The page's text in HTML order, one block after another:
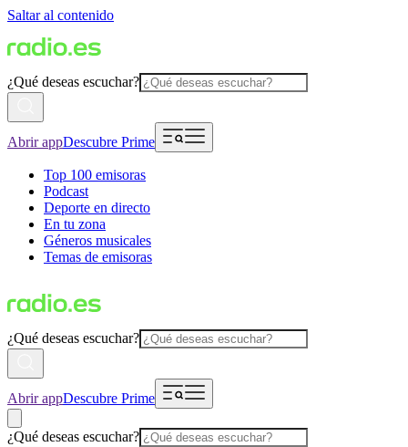
Saltar al contenido
¿Qué deseas escuchar?
Abrir appDescubre Prime
Top 100 emisoras
Podcast
Deporte en directo
En tu zona
Géneros musicales
Temas de emisoras
¿Qué deseas escuchar?
Abrir appDescubre Prime
¿Qué deseas escuchar?